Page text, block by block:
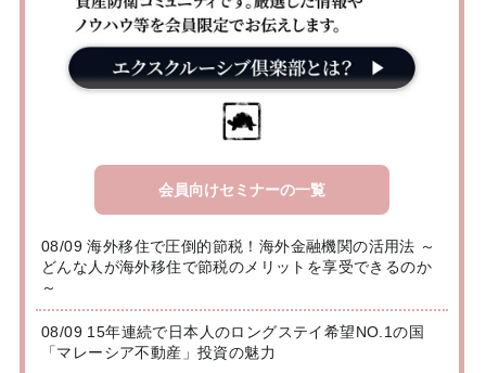
会員向けセミナーの一覧
08/09 海外移住で圧倒的節税！海外金融機関の活用法 ～
どんな人が海外移住で節税のメリットを享受できるのか
～
08/09 15年連続で日本人のロングステイ希望NO.1の国
「マレーシア不動産」投資の魅力